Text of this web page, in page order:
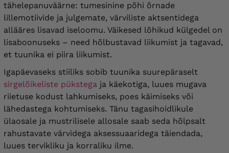
tähelepanuväärne: tumesinine põhi õrnade
lillemotiivide ja julgemate, värviliste aktsentidega
allääres lisavad iseloomu. Väikesed lõhikud külgedel on
lisaboonuseks – need hõlbustavad liikumist ja tagavad,
et tuunika ei piira liikumist.
Igapäevaseks stiiliks sobib tuunika suurepäraselt
sirgelõikeliste pükstega ja käekotiga, luues mugava
riietuse kodust lahkumiseks, poes käimiseks või
lähedastega kohtumiseks. Tänu tagasihoidlikule
ülaosale ja mustrilisele allosale saab seda hõlpsalt
rahustavate värvidega aksessuaaridega täiendada,
luues tervikliku ja korraliku ilme.